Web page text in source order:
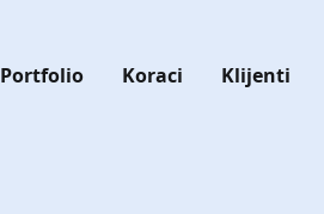
Portfolio Koraci Klijenti